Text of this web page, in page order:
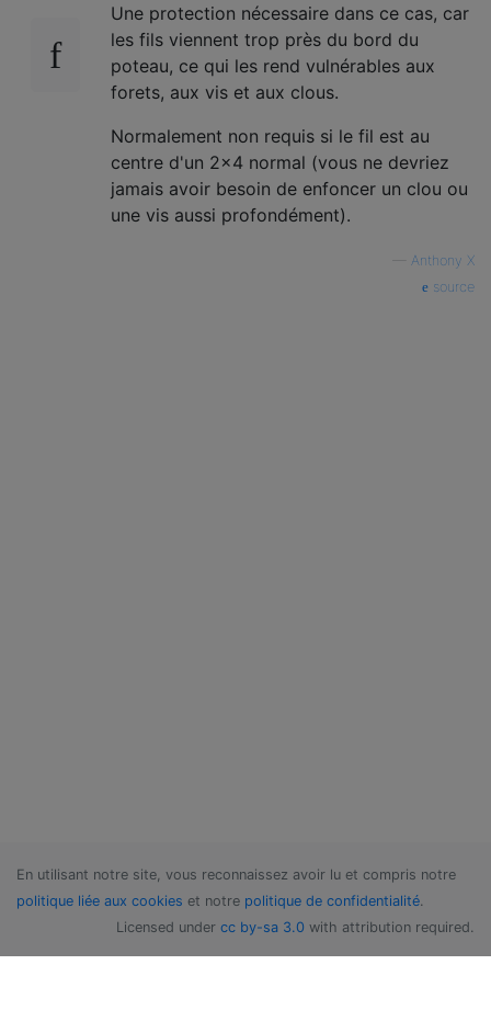
Une protection nécessaire dans ce cas, car
les fils viennent trop près du bord du
poteau, ce qui les rend vulnérables aux
forets, aux vis et aux clous.
Normalement non requis si le fil est au
centre d'un 2x4 normal (vous ne devriez
jamais avoir besoin de enfoncer un clou ou
une vis aussi profondément).
Anthony X
source
En utilisant notre site, vous reconnaissez avoir lu et compris notre
politique liée aux cookies et notre politique de confidentialité.
Licensed under cc by-sa 3.0 with attribution required.